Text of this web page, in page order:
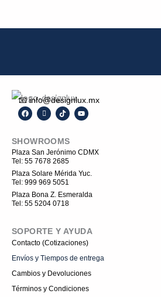
producto
📧 info@designlux.mx
F
a
b
o
o
k
I
c
-
i
n
s
t
a
g
r
a
m
T
i
o
k
Y
o
b
e
SHOWROOMS
Plaza San Jerónimo CDMX
Tel: 55 7678 2685
Plaza Solare Mérida Yuc.
Tel: 999 969 5051
Plaza Bona Z. Esmeralda
Tel: 55 5204 0718
SOPORTE Y AYUDA
Contacto (Cotizaciones)
Envíos y Tiempos de entrega
Cambios y Devoluciones
Términos y Condiciones